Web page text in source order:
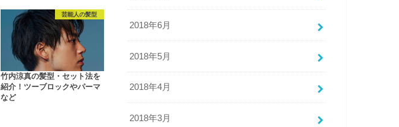
芸能人の髪型
竹内涼真の髪型・セット法を
紹介！ツーブロックやパーマ
など
2018年6月
2018年5月
2018年4月
2018年3月